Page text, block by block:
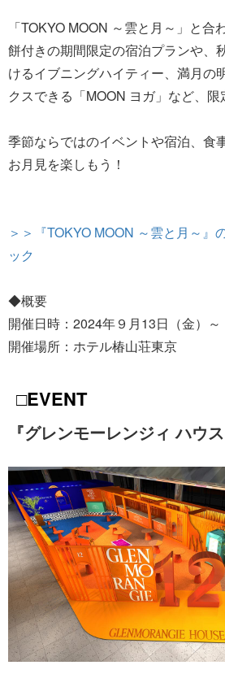
「TOKYO MOON ～雲と月～」と合
餅付きの期間限定の宿泊プランや、
けるイブニングハイティー、満月の
クスできる「MOON ヨガ」など、限
季節ならではのイベントや宿泊、食
お月見を楽しもう！
＞＞『TOKYO MOON ～雲と月～』
ック
◆概要
開催日時：2024年９月13日（金）～
開催場所：ホテル椿山荘東京
□EVENT
『グレンモーレンジィ ハウス